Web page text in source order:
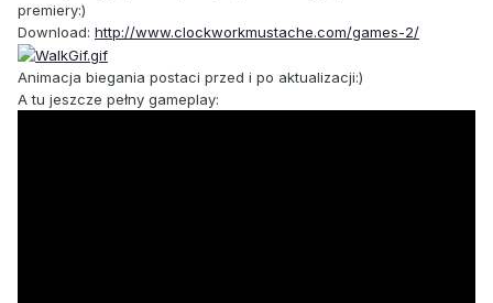
premiery:)
Download: http://www.clockworkmustache.com/games-2/
Animacja biegania postaci przed i po aktualizacji:)
A tu jeszcze pełny gameplay: